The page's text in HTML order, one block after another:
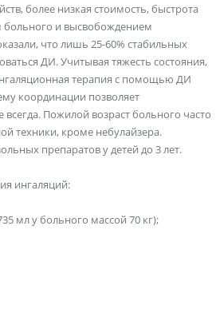
более низкая стоимость, быстрота
больного и высвобождением
что лишь 25-60% стабильных
ДИ. Учитывая тяжесть состояния,
терапия с помощью ДИ
координации позволяет
Пожилой возраст больного часто
техники, кроме небулайзера.
препаратов у детей до 3 лет.
ингаляций:
мл у больного массой 70 кг);